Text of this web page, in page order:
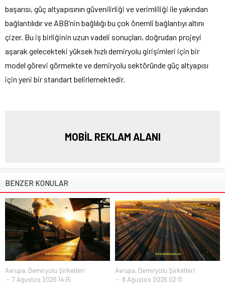
başarısı, güç altyapısının güvenilirliği ve verimliliği ile yakından
bağlantılıdır ve ABB’nin bağlılığı bu çok önemli bağlantıyı altını
çizer. Bu iş birliğinin uzun vadeli sonuçları, doğrudan projeyi
aşarak gelecekteki yüksek hızlı demiryolu girişimleri için bir
model görevi görmekte ve demiryolu sektöründe güç altyapısı
için yeni bir standart belirlemektedir.
MOBİL REKLAM ALANI
BENZER KONULAR
Avrupa, Demiryolu Şirketleri
7 Ağustos 2026 14:15
Avrupa, Demiryolu Şirketleri
8 Ağustos 2026 02:11